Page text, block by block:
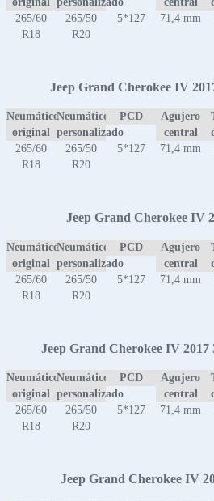
265/60
R18
265/50
R20
5*127 71,4 mm
Jeep Grand Cherokee IV
Neumático
original
Neumático
personalizado
PCD
Agujero
central
265/60
R18
265/50
R20
5*127 71,4 mm
Jeep Grand Cherokee IV
Neumático
original
Neumático
personalizado
PCD
Agujero
central
265/60
R18
265/50
R20
5*127 71,4 mm
Jeep Grand Cherokee IV 2017
Neumático
original
Neumático
personalizado
PCD
Agujero
central
265/60
R18
265/50
R20
5*127 71,4 mm
Jeep Grand Cherokee IV